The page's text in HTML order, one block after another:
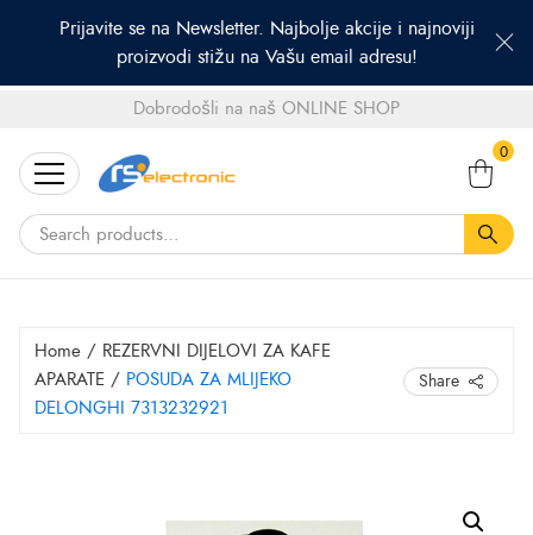
Prijavite se na Newsletter. Najbolje akcije i najnoviji
proizvodi stižu na Vašu email adresu!
Dobrodošli na naš ONLINE SHOP
for:
0
Home / REZERVNI DIJELOVI ZA KAFE
APARATE / POSUDA ZA MLIJEKO
DELONGHI 7313232921
Share